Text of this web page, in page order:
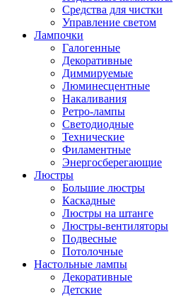
Средства для чистки
Управление светом
Лампочки
Галогенные
Декоративные
Диммируемые
Люминесцентные
Накаливания
Ретро-лампы
Светодиодные
Технические
Филаментные
Энергосберегающие
Люстры
Большие люстры
Каскадные
Люстры на штанге
Люстры-вентиляторы
Подвесные
Потолочные
Настольные лампы
Декоративные
Детские